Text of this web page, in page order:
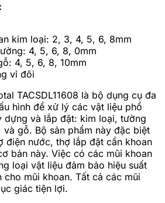
kim loại: 2, 3, 4, 5, 6, 8mm
4, 5, 6, 8, 0mm
4, 5, 6, 8, 10mm
vỉ đôi
TACSDL11608 là bộ dụng cụ đa
hình để xử lý các vật liệu phổ
dựng và lắp đặt: kim loại, tường
gỗ. Bộ sản phẩm này đặc biệt
điện nước, thợ lắp đặt cần khoan
bản này. Việc có các mũi khoan
loại vật liệu đảm bảo hiệu suất
mũi khoan. Tất cả các mũi
giác tiện lợi.